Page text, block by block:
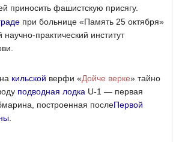
приносить фашистскую присягу.
при больнице «Память 25 октября»
практический институт
на кильской верфи «Дойче верке» тайно
подводная лодка U-1 — первая
построенная послеПервой
.